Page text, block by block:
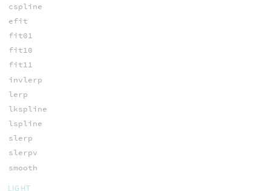
cspline
efit
fit01
fit10
fit11
invlerp
lerp
lkspline
lspline
slerp
slerpv
smooth
LIGHT